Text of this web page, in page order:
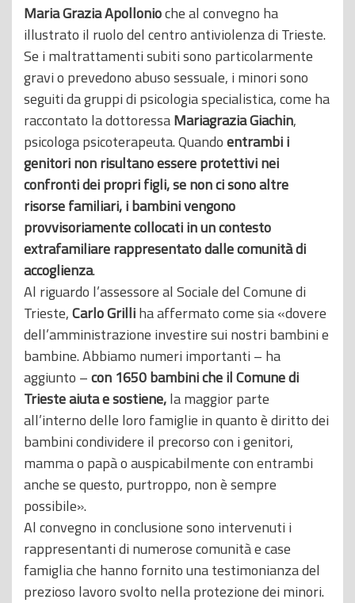
Maria Grazia Apollonioche al convegno ha
illustrato il ruolo del centro antiviolenza di Trieste.
Se i maltrattamenti subiti sono particolarmente
gravi o prevedono abuso sessuale, i minori sono
seguiti da gruppi di psicologia specialistica, come ha
raccontato la dottoressaMariagrazia Giachin,
psicologa psicoterapeuta. Quandoentrambi i
genitori non risultano essere protettivi nei
confronti dei propri figli, se non ci sono altre
risorse familiari, i bambini vengono
provvisoriamente collocati in un contesto
extrafamiliare rappresentato dalle comunità di
accoglienza.
Al riguardo l’assessore al Sociale del Comune di
Trieste,Carlo Grilliha affermato come sia «dovere
dell’amministrazione investire sui nostri bambini e
bambine. Abbiamo numeri importanti – ha
aggiunto –con 1650 bambini che il Comune di
Trieste aiuta e sostiene,la maggior parte
all’interno delle loro famiglie in quanto è diritto dei
bambini condividere il precorso con i genitori,
mamma o papà o auspicabilmente con entrambi
anche se questo, purtroppo, non è sempre
possibile».
Al convegno in conclusione sono intervenuti i
rappresentanti di numerose comunità e case
famiglia che hanno fornito una testimonianza del
prezioso lavoro svolto nella protezione dei minori.